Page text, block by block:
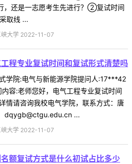
，还是一志愿考生先进行？②复试时间
取线 ...
峡大学 2022-11-07
程专业复试时间和复试形式清楚吗
学院:电气与新能源学院提问人:17***42
容:老师您好，电气工程专业复试时间
情请咨询我校电气学院，联系方式：唐
dqygb@ctgu.edu.cn ...
峡大学 2022-11-07
额复试方式是什么初试占比多少